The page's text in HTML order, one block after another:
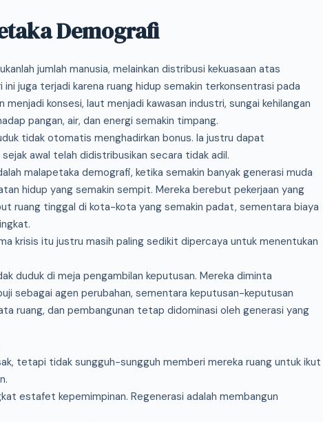
Demografi
jumlah manusia, melainkan distribusi kekuasaan atas
juga terjadi karena ruang hidup semakin terkonsentrasi pada
konsesi, laut menjadi kawasan industri, sungai kehilangan
pangan, air, dan energi semakin timpang.
tidak otomatis menghadirkan bonus. Ia justru dapat
awal telah didistribusikan secara tidak adil.
malapetaka demografi, ketika semakin banyak generasi muda
hidup yang semakin sempit. Mereka berebut pekerjaan yang
ruang tinggal di kota-kota yang semakin padat, sementara biaya
krisis itu justru masih paling sedikit dipercaya untuk menentukan
duduk di meja pengambilan keputusan. Mereka diminta
sebagai agen perubahan, sementara keputusan-keputusan
ruang, dan pembangunan tetap didominasi oleh generasi yang
tetapi tidak sungguh-sungguh memberi mereka ruang untuk ikut
estafet kepemimpinan. Regenerasi adalah membangun